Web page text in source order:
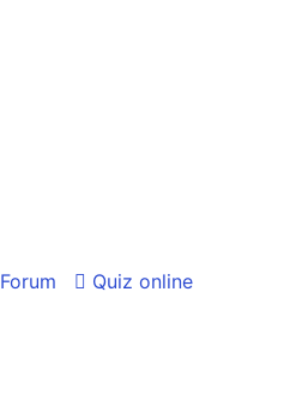
Forum Quiz online